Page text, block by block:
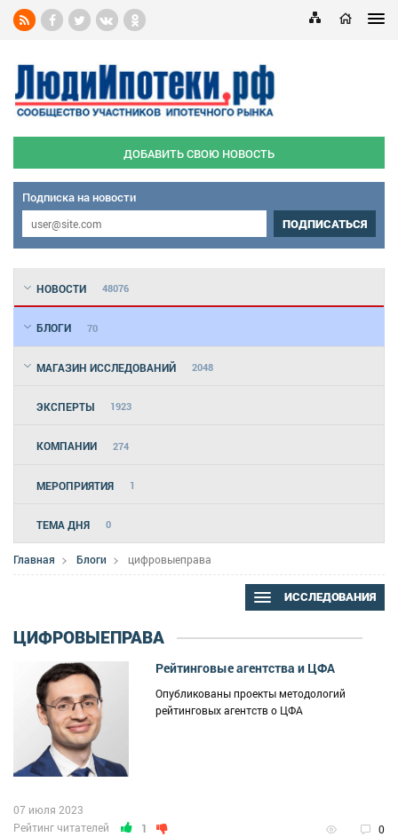
ДОБАВИТЬ СВОЮ НОВОСТЬ
Подписка на новости
ПОДПИСАТЬСЯ
НОВОСТИ 48076
БЛОГИ 70
МАГАЗИН ИССЛЕДОВАНИЙ 2048
ЭКСПЕРТЫ 1923
КОМПАНИИ 274
МЕРОПРИЯТИЯ 1
ТЕМА ДНЯ 0
Главная Блоги цифровыеправа
ИССЛЕДОВАНИЯ
ЦИФРОВЫЕПРАВА
Рейтинговые агентства и ЦФА
Опубликованы проекты методологий
рейтинговых агентств о ЦФА
Рейтинг читателей 1 0
07 июля 2023